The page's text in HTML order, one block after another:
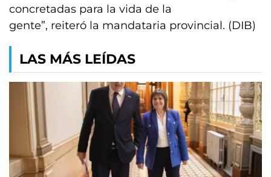
concretadas para la vida de la
gente”, reiteró la mandataria provincial. (DIB)
LAS MÁS LEÍDAS